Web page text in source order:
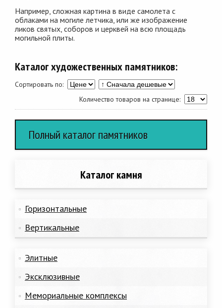
Например, сложная картина в виде самолета с
облаками на могиле летчика, или же изображение
ликов святых, соборов и церквей на всю площадь
могильной плиты.
Каталог художественных памятников:
Сортировать по:
Количество товаров на странице:
Полный каталог памятников
Каталог камня
Горизонтальные
Вертикальные
Элитные
Эксклюзивные
Мемориальные комплексы